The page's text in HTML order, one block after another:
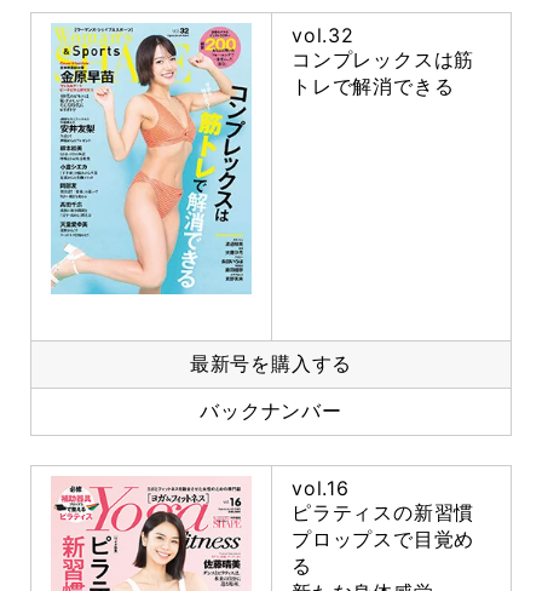
vol.32
コンプレックスは筋
トレで解消できる
最新号を購入する
バックナンバー
vol.16
ピラティスの新習慣
プロップスで目覚め
る